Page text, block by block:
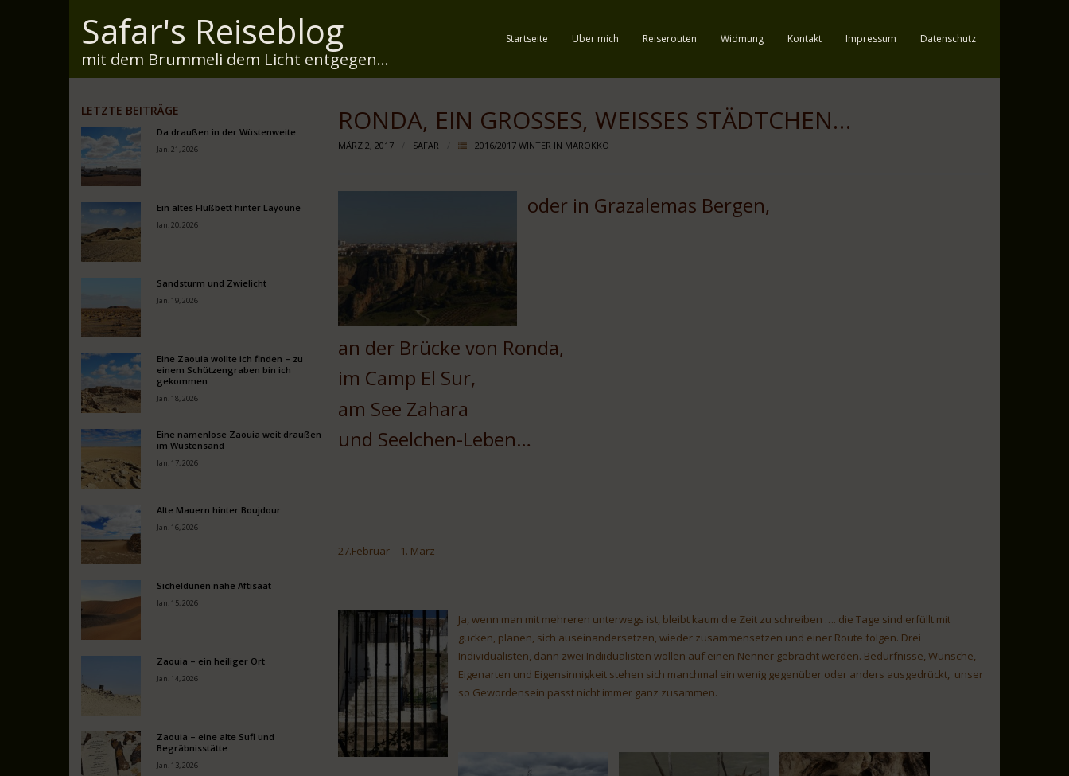
Safar's Reiseblog
mit dem Brummeli dem Licht entgegen...
Startseite Über mich Reiserouten Widmung Kontakt Impressum Datenschutz
RONDA, EIN GROSSES, WEISSES STÄDTCHEN…
MÄRZ 2, 2017 SAFAR 2016/2017 WINTER IN MAROKKO
oder in Grazalemas Bergen,
an der Brücke von Ronda,
im Camp El Sur,
am See Zahara
und Seelchen-Leben…
27.Februar – 1. März
Ja, wenn man mit mehreren unterwegs ist, bleibt kaum die Zeit zu schreiben …. die Tage sind erfüllt mit
gucken, planen, sich auseinandersetzen, wieder zusammensetzen und einer Route folgen. Drei
Individualisten, dann zwei Indiidualisten wollen auf einen Nenner gebracht werden. Bedürfnisse, Wünsche,
Eigenarten und Eigensinnigkeit stehen sich manchmal ein wenig gegenüber oder anders ausgedrückt, unser
so Gewordensein passt nicht immer ganz zusammen.
LETZTE BEITRÄGE
Da draußen in der Wüstenweite
Jan. 21, 2026
Ein altes Flußbett hinter Layoune
Jan. 20, 2026
Sandsturm und Zwielicht
Jan. 19, 2026
Eine Zaouia wollte ich finden – zu
einem Schützengraben bin ich
gekommen
Jan. 18, 2026
Eine namenlose Zaouia weit draußen
im Wüstensand
Jan. 17, 2026
Alte Mauern hinter Boujdour
Jan. 16, 2026
Sicheldünen nahe Aftisaat
Jan. 15, 2026
Zaouia – ein heiliger Ort
Jan. 14, 2026
Zaouia – eine alte Sufi und
Begräbnisstätte
Jan. 13, 2026